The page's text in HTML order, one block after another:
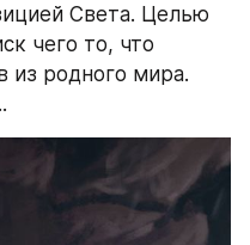
Света. Целью
чего то, что
из родного мира.